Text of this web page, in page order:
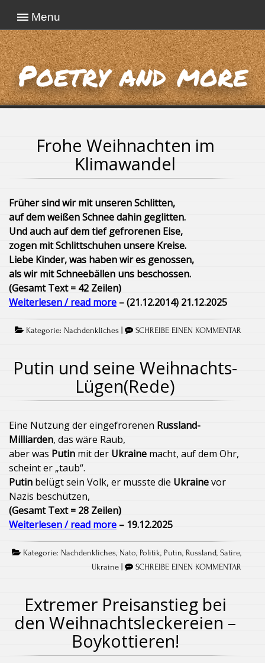
Menu
Poetry and more
Frohe Weihnachten im
Klimawandel
Früher sind wir mit unseren Schlitten,
auf dem weißen Schnee dahin geglitten.
Und auch auf dem tief gefrorenen Eise,
zogen mit Schlittschuhen unsere Kreise.
Liebe Kinder, was haben wir es genossen,
als wir mit Schneebällen uns beschossen.
(Gesamt Text = 42 Zeilen)
Weiterlesen / read more – (21.12.2014) 21.12.2025
Kategorie: Nachdenkliches SCHREIBE EINEN KOMMENTAR
Putin und seine Weihnachts-
Lügen(Rede)
Eine Nutzung der eingefrorenen Russland-
Milliarden, das wäre Raub,
aber was Putin mit der Ukraine macht, auf dem Ohr,
scheint er „taub“.
Putin belügt sein Volk, er musste die Ukrainevor
Nazis beschützen,
(Gesamt Text = 28 Zeilen)
Weiterlesen / read more – 19.12.2025
Kategorie: Nachdenkliches, Nato, Politik, Putin, Russland, Satire,
Ukraine
SCHREIBE EINEN KOMMENTAR
Extremer Preisanstieg bei
den Weihnachtsleckereien –
Boykottieren!